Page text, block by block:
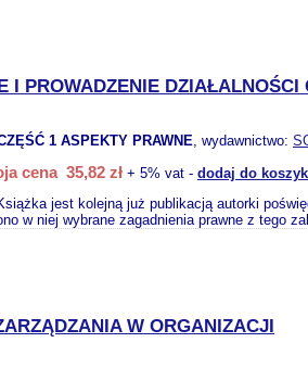
I PROWADZENIE DZIAŁALNOŚCI
1 ASPEKTY PRAWNE, wydawnictwo:
cena 35,82 zł + 5% vat - dodaj do
jest kolejną już publikacją autorki
w niej wybrane zagadnienia prawne z tego
W ORGANIZACJI